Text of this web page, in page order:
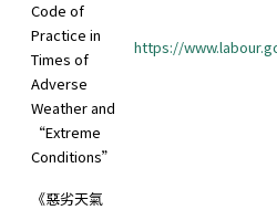
Code of
Practice in
Times of
Adverse
Weather and
“Extreme
Conditions”
https://
《惡劣天氣